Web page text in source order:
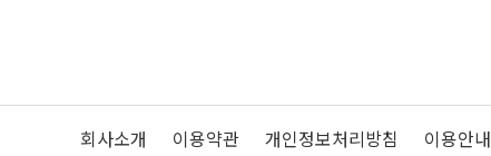
회사소개 이용약관 개인정보처리방침 이용안내